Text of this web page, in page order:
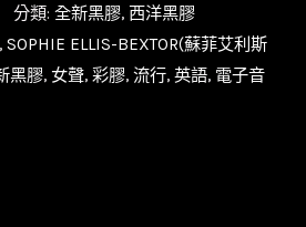
分類: 全新黑膠, 西洋黑膠
, SOPHIE ELLIS-BEXTOR(蘇菲艾利斯
黑膠, 女聲, 彩膠, 流行, 英語, 電子音